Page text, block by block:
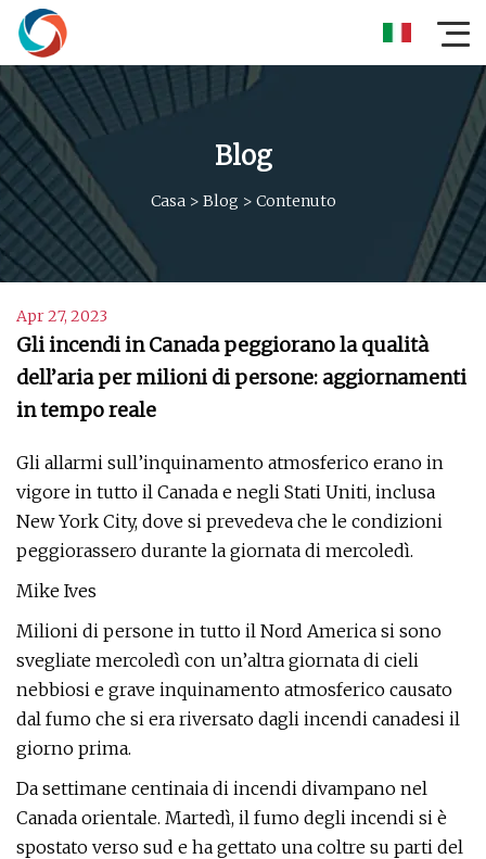
Blog
Casa > Blog > Contenuto
Apr 27, 2023
Gli incendi in Canada peggiorano la qualità
dell’aria per milioni di persone: aggiornamenti
in tempo reale
Gli allarmi sull’inquinamento atmosferico erano in
vigore in tutto il Canada e negli Stati Uniti, inclusa
New York City, dove si prevedeva che le condizioni
peggiorassero durante la giornata di mercoledì.
Mike Ives
Milioni di persone in tutto il Nord America si sono
svegliate mercoledì con un’altra giornata di cieli
nebbiosi e grave inquinamento atmosferico causato
dal fumo che si era riversato dagli incendi canadesi il
giorno prima.
Da settimane centinaia di incendi divampano nel
Canada orientale. Martedì, il fumo degli incendi si è
spostato verso sud e ha gettato una coltre su parti del